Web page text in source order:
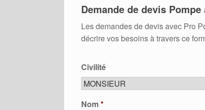
Demande de devis
Les demandes de devis avec Pro
décrire vos besoins à travers ce
Civilité
Nom*